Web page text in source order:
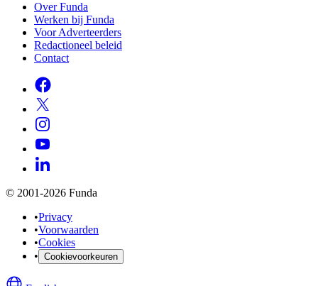
Over Funda
Werken bij Funda
Voor Adverteerders
Redactioneel beleid
Contact
© 2001-2026 Funda
•Privacy
•Voorwaarden
•Cookies
• Cookievoorkeuren